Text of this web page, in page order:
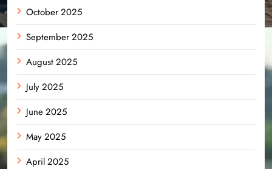
October 2025
September 2025
August 2025
July 2025
June 2025
May 2025
April 2025